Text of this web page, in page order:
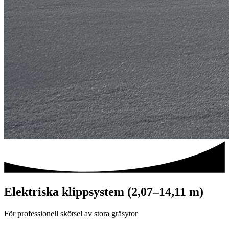
Elektriska klippsystem (2,07–14,11 m)
För professionell skötsel av stora gräsytor